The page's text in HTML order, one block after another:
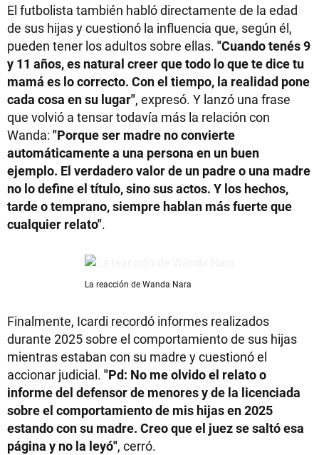
El futbolista también habló directamente de la edad
de sus hijas y cuestionó la influencia que, según él,
pueden tener los adultos sobre ellas. "Cuando tenés 9
y 11 años, es natural creer que todo lo que te dice tu
mamá es lo correcto. Con el tiempo, la realidad pone
cada cosa en su lugar", expresó. Y lanzó una frase
que volvió a tensar todavía más la relación con
Wanda: "Porque ser madre no convierte
automáticamente a una persona en un buen
ejemplo. El verdadero valor de un padre o una madre
no lo define el título, sino sus actos. Y los hechos,
tarde o temprano, siempre hablan más fuerte que
cualquier relato".
La reacción de Wanda Nara
Finalmente, Icardi recordó informes realizados
durante 2025 sobre el comportamiento de sus hijas
mientras estaban con su madre y cuestionó el
accionar judicial. "Pd: No me olvido el relato o
informe del defensor de menores y de la licenciada
sobre el comportamiento de mis hijas en 2025
estando con su madre. Creo que el juez se saltó esa
página y no la leyó", cerró.